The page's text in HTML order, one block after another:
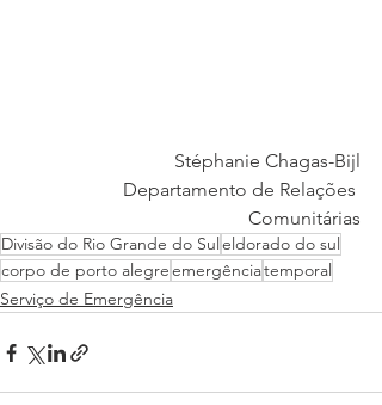
Stéphanie Chagas-Bijl
Departamento de Relações
Comunitárias
Divisão do Rio Grande do Suleldorado do sul
corpo de porto alegreemergênciatemporal
Serviço de Emergência